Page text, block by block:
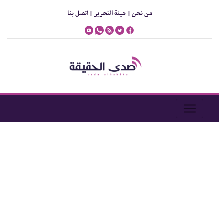
من نحن |هيئة التحرير |اتصل بنا